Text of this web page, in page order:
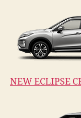
NEW ECLIPSE